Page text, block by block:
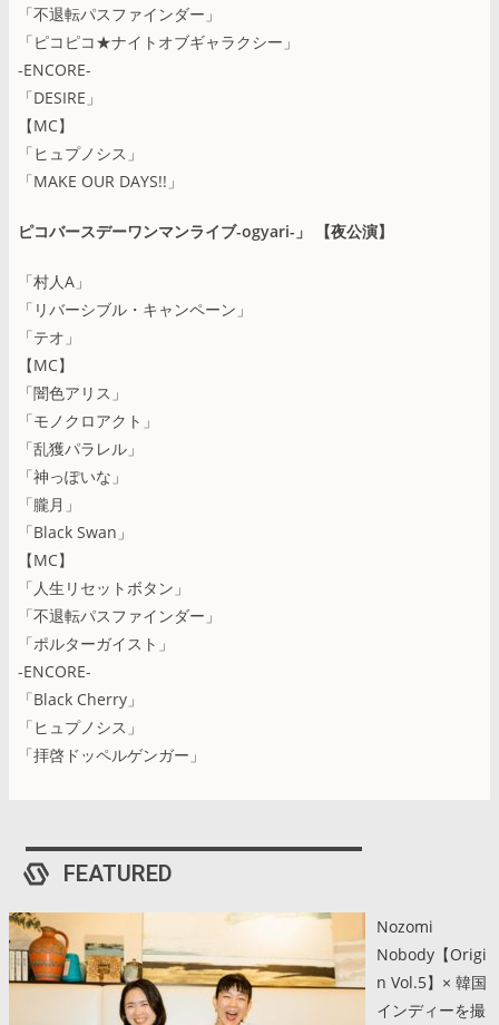
「不退転パスファインダー」
「ピコピコ★ナイトオブギャラクシー」
-ENCORE-
「DESIRE」
【MC】
「ヒュプノシス」
「MAKE OUR DAYS!!」
ピコバースデーワンマンライブ-ogyari-」 【夜公演】
「村人A」
「リバーシブル・キャンペーン」
「テオ」
【MC】
「闇色アリス」
「モノクロアクト」
「乱獲パラレル」
「神っぽいな」
「朧月」
「Black Swan」
【MC】
「人生リセットボタン」
「不退転パスファインダー」
「ポルターガイスト」
-ENCORE-
「Black Cherry」
「ヒュプノシス」
「拝啓ドッペルゲンガー」
FEATURED
Nozomi
Nobody【Origi
n Vol.5】× 韓国
インディーを撮